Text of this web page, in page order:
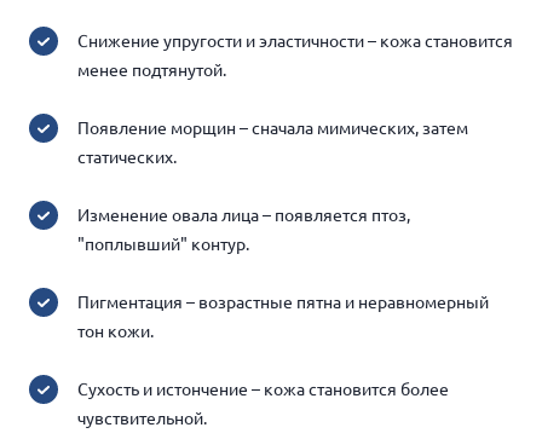
Снижение упругости и эластичности – кожа становится
менее подтянутой.
Появление морщин – сначала мимических, затем
статических.
Изменение овала лица – появляется птоз,
"поплывший" контур.
Пигментация – возрастные пятна и неравномерный
тон кожи.
Сухость и истончение – кожа становится более
чувствительной.